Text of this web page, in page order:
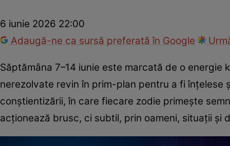
6 iunie 2026 22:00
Adaugă-ne ca sursă preferată în Google
Săptămâna 7–14 iunie este marcată de o
nerezolvate revin în prim-plan pentru a fi înțelese
conștientizării, în care fiecare zodie primește
acționează brusc, ci subtil, prin oameni, situații și